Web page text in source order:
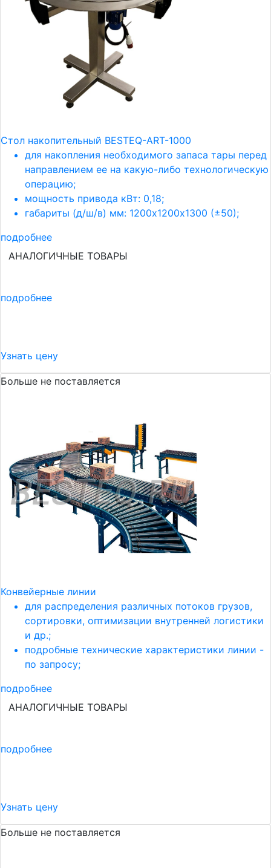
Стол накопительный BESTEQ-ART-1000
для накопления необходимого запаса тары перед
направлением ее на какую-либо технологическую
операцию;
мощность привода кВт: 0,18;
габариты (д/ш/в) мм: 1200х1200х1300 (±50);
подробнее
АНАЛОГИЧНЫЕ ТОВАРЫ
подробнее
Узнать цену
Больше не поставляется
Конвейерные линии
для распределения различных потоков грузов,
сортировки, оптимизации внутренней логистики
и др.;
подробные технические характеристики линии -
по запросу;
подробнее
АНАЛОГИЧНЫЕ ТОВАРЫ
подробнее
Узнать цену
Больше не поставляется